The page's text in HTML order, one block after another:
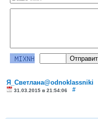
Я_Светлана@odnoklassniki
31.03.2015 в 21:54:06 #